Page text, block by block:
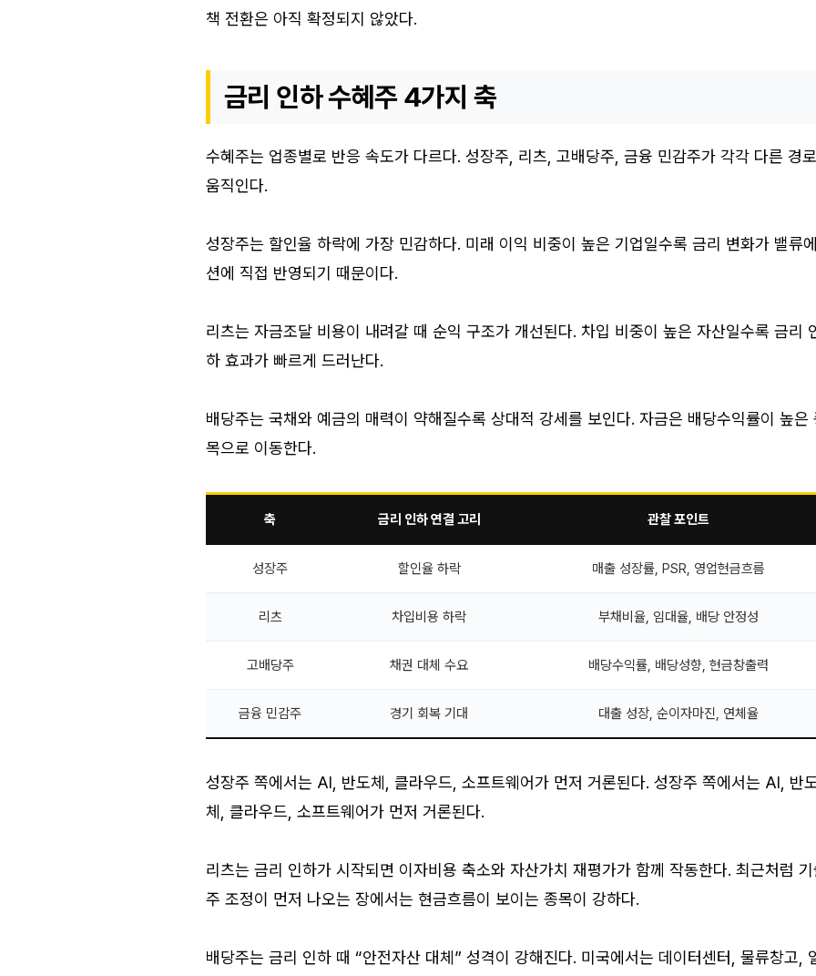
책 전환은 아직 확정되지 않았다.
금리 인하 수혜주 4가지 축
수혜주는 업종별로 반응 속도가 다르다. 성장주, 리츠, 고배당주, 금융 민감주가 각각 다른 경
움직인다.
성장주는 할인율 하락에 가장 민감하다. 미래 이익 비중이 높은 기업일수록 금리 변화가 밸류
션에 직접 반영되기 때문이다.
리츠는 자금조달 비용이 내려갈 때 순익 구조가 개선된다. 차입 비중이 높은 자산일수록 금리
하 효과가 빠르게 드러난다.
배당주는 국채와 예금의 매력이 약해질수록 상대적 강세를 보인다. 자금은 배당수익률이 높은
목으로 이동한다.
축 금리 인하 연결 고리 관찰 포인트
성장주 할인율 하락 매출 성장률, PSR, 영업현금흐름
리츠 차입비용 하락 부채비율, 임대율, 배당 안정성
고배당주 채권 대체 수요 배당수익률, 배당성향, 현금창출력
금융 민감주 경기 회복 기대 대출 성장, 순이자마진, 연체율
성장주 쪽에서는 AI, 반도체, 클라우드, 소프트웨어가 먼저 거론된다. 성장주 쪽에서는 AI, 반
체, 클라우드, 소프트웨어가 먼저 거론된다.
리츠는 금리 인하가 시작되면 이자비용 축소와 자산가치 재평가가 함께 작동한다. 최근처럼
주 조정이 먼저 나오는 장에서는 현금흐름이 보이는 종목이 강하다.
배당주는 금리 인하 때 “안전자산 대체” 성격이 강해진다. 미국에서는 데이터센터, 물류창고,